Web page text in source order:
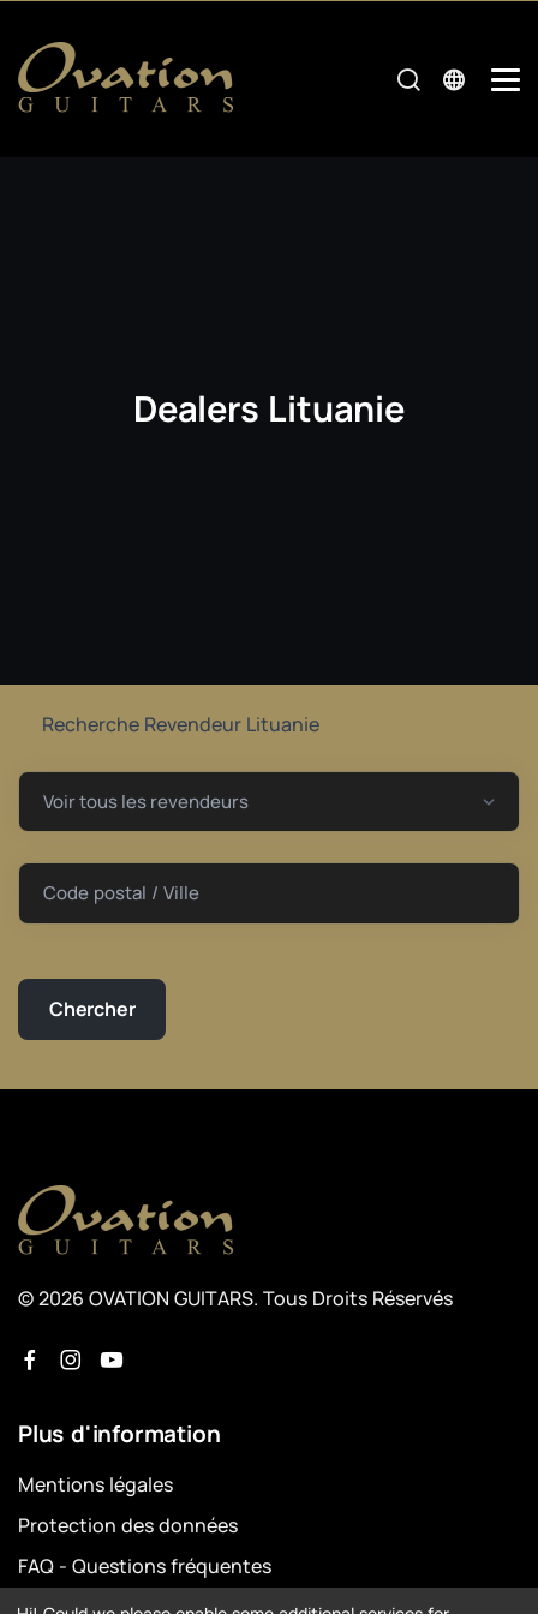
Dealers Lituanie
Recherche Revendeur Lituanie
Code postal / Ville
© 2026 OVATION GUITARS. Tous Droits Réservés
Plus d'information
Mentions légales
Protection des données
FAQ - Questions fréquentes
Préférences de données